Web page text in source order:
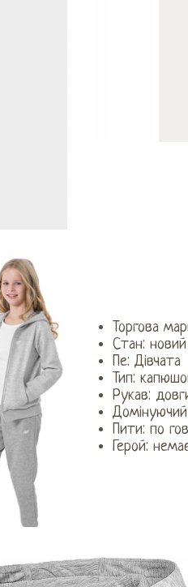
Торгова
Стан: новий
Пе: ​​Дівчата
Тип:
Рукав:
Пити: по гов
Герой: